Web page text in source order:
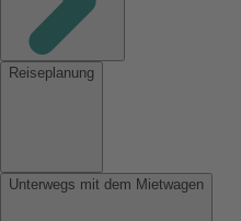
Reiseplanung
Unterwegs mit dem Mietwagen